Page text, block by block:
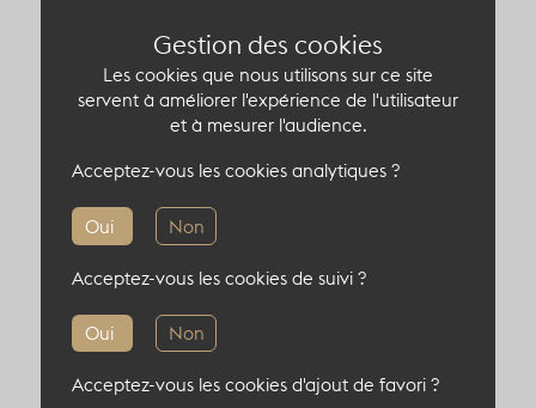
En plus de son espace événementiel, ce lieu
offre également des possibilités d’hébergement
avec cinq studios entièrement équipés,
disponibles à la location. Ces espaces uniques,
chargés d’histoire, garantissent un séjour hors
Capacité du lieu atypique
600 pers en cocktail
Gestion des cookies
Les cookies que nous utilisons sur ce site
servent à améliorer l'expérience de l'utilisateur
et à mesurer l'audience.
Oui Non
Acceptez-vous les cookies analytiques ?
Oui Non
Acceptez-vous les cookies de suivi ?
Acceptez-vous les cookies d'ajout de favori ?